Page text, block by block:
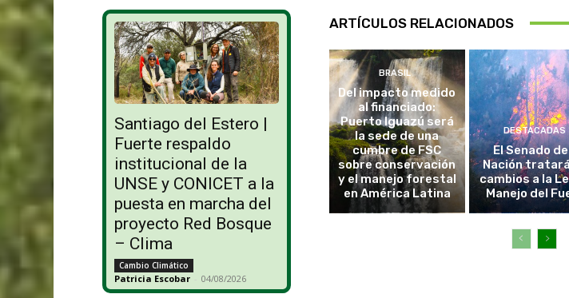
Santiago del Estero |
Fuerte respaldo
institucional de la
UNSE y CONICET a la
puesta en marcha del
proyecto Red Bosque
– Clima
Cambio Climático
Patricia Escobar - 04/08/2026
ARTÍCULOS RELACIONADOS
BRASIL
Del impacto medido
al financiado:
Puerto Iguazú será
la sede de una
cumbre de FSC
sobre conservación
y el manejo forestal
en América Latina
DESTACADAS
El Senado
Nación
cambios a la
Manejo del